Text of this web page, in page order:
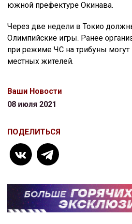
южной префектуре Окинава.
Через две недели в Токио
Олимпийские игры. Ранее
при режиме ЧС на трибуны могут
местных жителей.
Ваши Новости
08 июля 2021
ПОДЕЛИТЬСЯ